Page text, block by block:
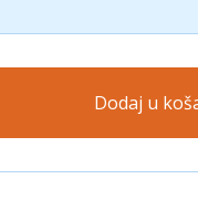
Dodaj u